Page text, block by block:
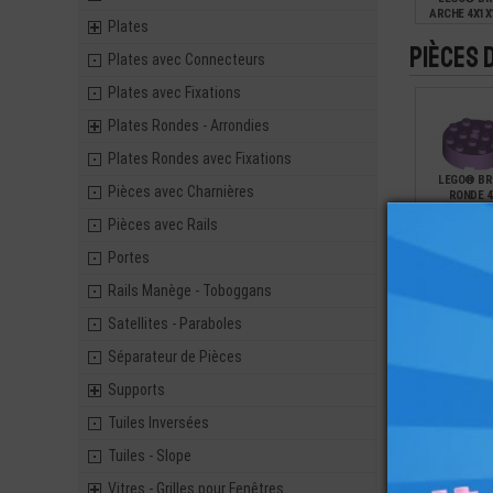
Plates
Plates avec Connecteurs
Plates avec Fixations
Plates Rondes - Arrondies
Plates Rondes avec Fixations
Pièces avec Charnières
Pièces avec Rails
Portes
Rails Manège - Toboggans
Satellites - Paraboles
Séparateur de Pièces
Supports
Tuiles Inversées
Tuiles - Slope
Vitres - Grilles pour Fenêtres
ARCHE
Pièces
LEGO®
RONDE